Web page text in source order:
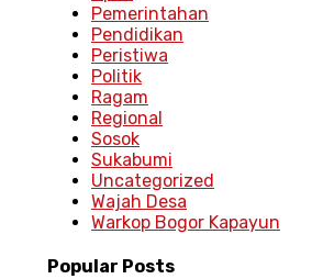
Pemerintahan
Pendidikan
Peristiwa
Politik
Ragam
Regional
Sosok
Sukabumi
Uncategorized
Wajah Desa
Warkop Bogor Kapayun
Popular Posts